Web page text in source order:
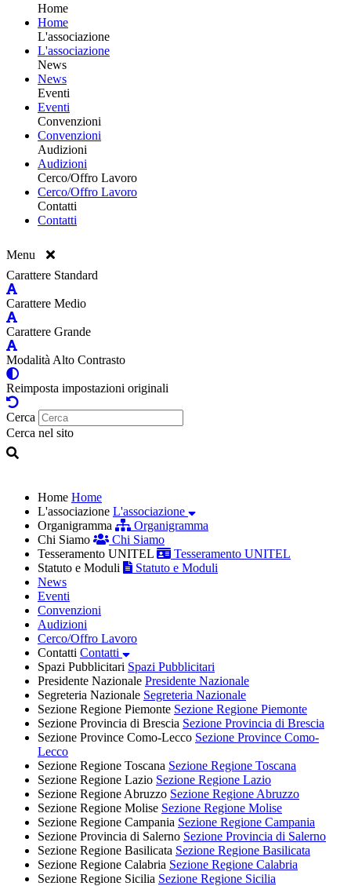
Home
Home
L'associazione
L'associazione
News
News
Eventi
Eventi
Convenzioni
Convenzioni
Audizioni
Audizioni
Cerco/Offro Lavoro
Cerco/Offro Lavoro
Contatti
Contatti
Menu
Carattere Standard
Carattere Medio
Carattere Grande
Modalità Alto Contrasto
Reimposta impostazioni originali
Cerca
Cerca nel sito
Home Home
L'associazione L'associazione
Organigramma
Organigramma
Chi Siamo
Chi Siamo
Tesseramento UNITEL
Tesseramento UNITEL
Statuto e Moduli
Statuto e Moduli
News
Eventi
Convenzioni
Audizioni
Cerco/Offro Lavoro
Contatti Contatti
Spazi Pubblicitari Spazi Pubblicitari
Presidente Nazionale Presidente Nazionale
Segreteria Nazionale Segreteria Nazionale
Sezione Regione Piemonte Sezione Regione Piemonte
Sezione Provincia di Brescia Sezione Provincia di Brescia
Sezione Province Como-Lecco Sezione Province Como-
Lecco
Sezione Regione Toscana Sezione Regione Toscana
Sezione Regione Lazio Sezione Regione Lazio
Sezione Regione Abruzzo Sezione Regione Abruzzo
Sezione Regione Molise Sezione Regione Molise
Sezione Regione Campania Sezione Regione Campania
Sezione Provincia di Salerno Sezione Provincia di Salerno
Sezione Regione Basilicata Sezione Regione Basilicata
Sezione Regione Calabria Sezione Regione Calabria
Sezione Regione Sicilia Sezione Regione Sicilia